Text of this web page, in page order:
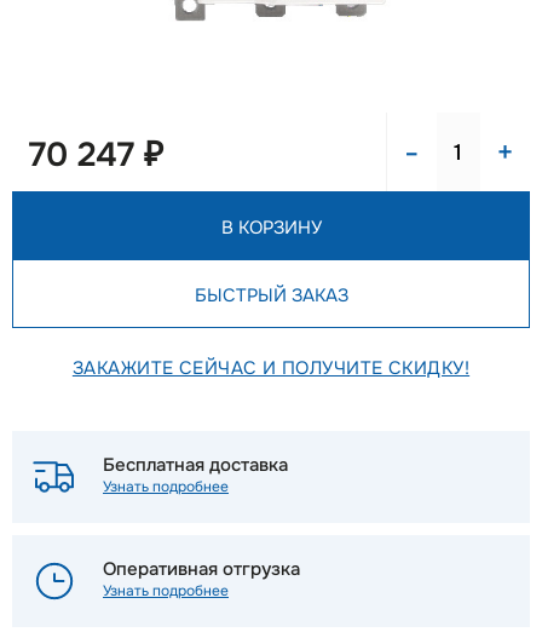
70 247 ₽ - +
В КОРЗИНУ
БЫСТРЫЙ ЗАКАЗ
ЗАКАЖИТЕ СЕЙЧАС И ПОЛУЧИТЕ СКИДКУ!
Бесплатная доставка
Узнать подробнее
Оперативная отгрузка
Узнать подробнее